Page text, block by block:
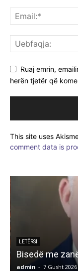
Ruaj emrin,
herën tjetër që
This site uses
comment data is
LETËRSI
Bisedë me
admin - 7 Gusht 2026